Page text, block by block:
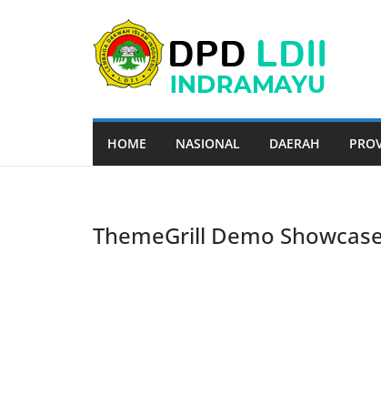
HOME NASIONAL DAERAH
ThemeGrill Demo